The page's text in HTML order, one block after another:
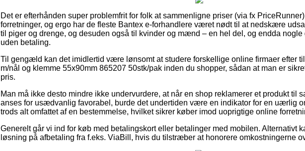
Det er efterhånden super problemfrit for folk at sammenligne priser (via fx
forretninger, og ergo har de fleste Bantex e-forhandlere været nødt til at nedskære
til piger og drenge, og desuden også til kvinder og mænd – en hel del, og endda nogle
uden betaling.
Til gengæld kan det imidlertid være lønsomt at studere forskellige online firmaer efter
m/nål og klemme 55x90mm 865207 50stk/pak inden du shopper, sådan at man er
pris.
Man må ikke desto mindre ikke undervurdere, at når en shop reklamerer et produkt til
anses for usædvanlig favorabel, burde det undertiden være en indikator for en uærlig
trods alt omfattet af en bestemmelse, hvilket sikrer køber imod uoprigtige online
Generelt går vi ind for køb med betalingskort eller betalinger med mobilen. Alternativt
løsning på afbetaling fra f.eks. ViaBill, hvis du tilstræber at honorere omkostningerne